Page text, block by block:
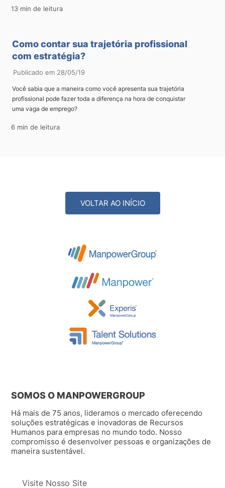
13 min de leitura
Como contar sua trajetória profissional
com estratégia?
Publicado em 28/05/19
Você sabia que a maneira como você apresenta sua trajetória
profissional pode fazer toda a diferença na hora de conquistar
uma vaga de emprego?
6 min de leitura
VOLTAR AO INÍCIO
SOMOS O MANPOWERGROUP
Há mais de 75 anos, lideramos o mercado oferecendo
soluções estratégicas e inovadoras de Recursos
Humanos para empresas no mundo todo. Nosso
compromisso é desenvolver pessoas e organizações de
maneira sustentável.
Visite Nosso Site